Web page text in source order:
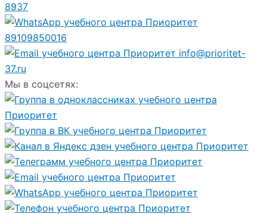
8937
89109850016
info@prioritet-
37.ru
Мы в соцсетях: